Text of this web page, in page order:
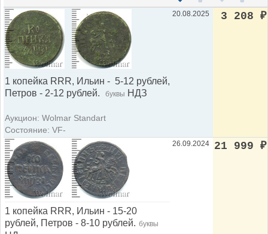
1 копейка RRR, Ильин - 5-12 рублей,
Петров - 2-12 рублей.
буквы НДЗ
Аукцион: Wolmar Standart
Состояние: VF-
20.08.2025 3 208 ₽
1 копейка RRR, Ильин - 15-20
рублей, Петров - 8-10 рублей. буквы
26.09.2024 21 999 ₽